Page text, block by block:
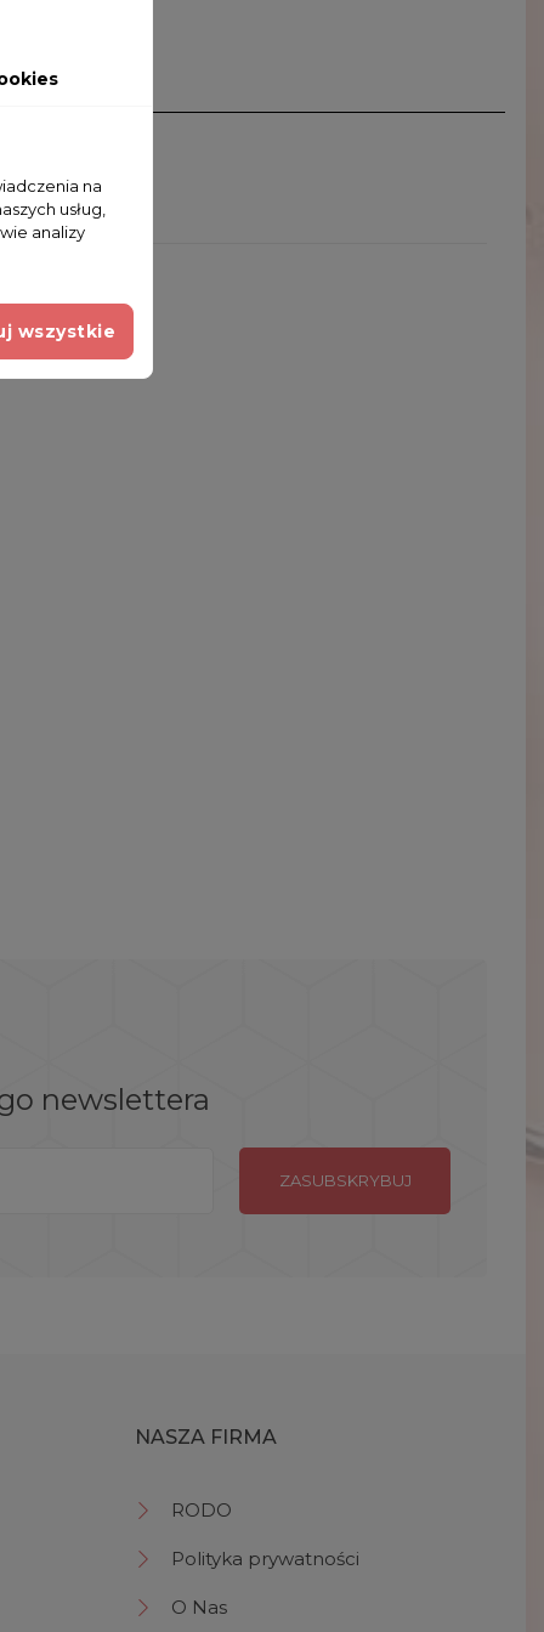
newslettera
NASZA FIRMA
RODO
Polityka prywatności
O Nas
na
usług,
analizy
wszystkie